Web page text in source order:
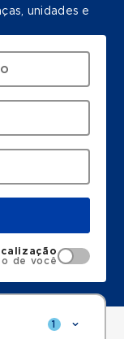
unidades e
de você
1